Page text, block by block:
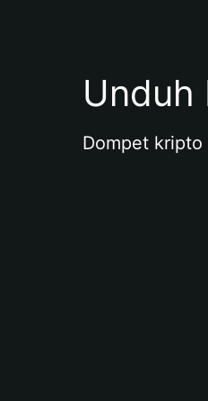
Unduh
Dompet